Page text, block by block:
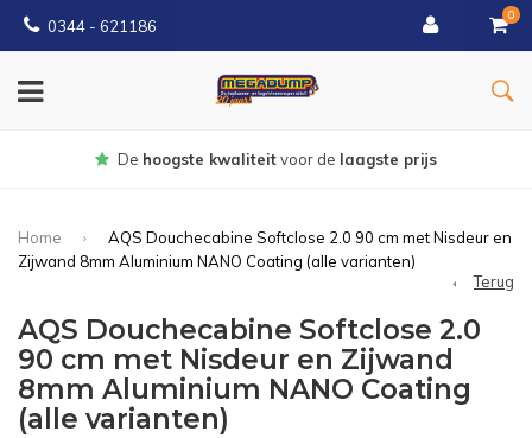
0344 - 621186
0
Gratisbezorgd vanaf € 150
Home
AQS Douchecabine Softclose 2.0 90 cm met Nisdeur en
Zijwand 8mm Aluminium NANO Coating (alle varianten)
Terug
AQS Douchecabine Softclose 2.0
90 cm met Nisdeur en Zijwand
8mm Aluminium NANO Coating
(alle varianten)